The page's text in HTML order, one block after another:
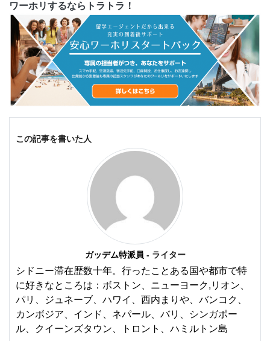
ワーホリするならトラトラ！
この記事を書いた人
ガッデム特派員 - ライター
シドニー滞在歴数十年。行ったことある国や都市で特
に好きなところは：ボストン、ニューヨーク,リオン、
パリ、ジュネーブ、ハワイ、西内まりや、バンコク、
カンボジア、インド、ネパール、バリ、シンガポー
ル、クイーンズタウン、トロント、ハミルトン島